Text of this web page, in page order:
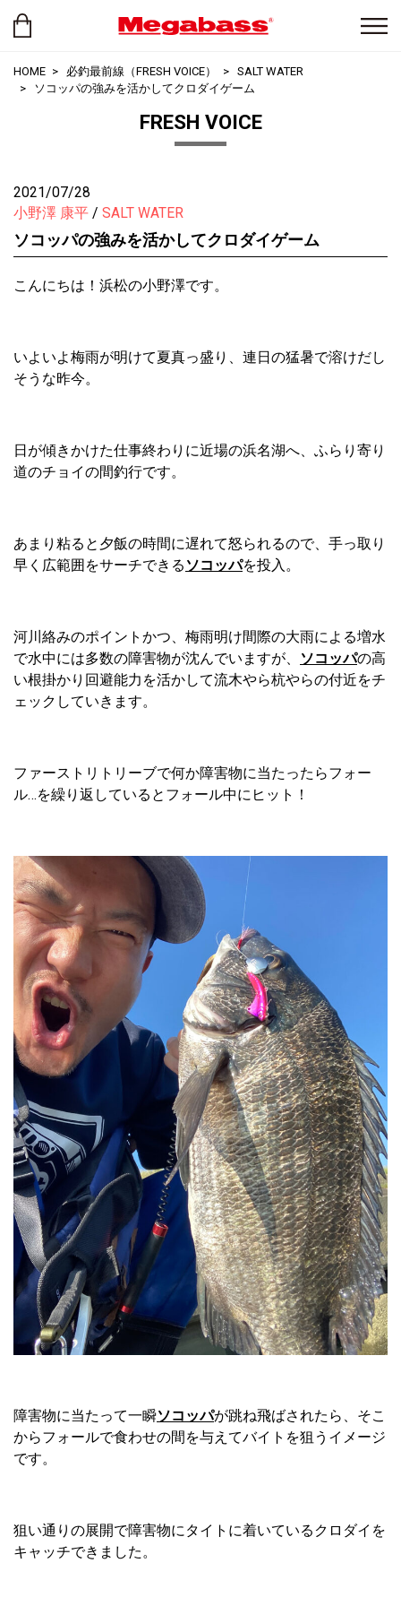
HOME 必釣最前線（FRESH VOICE）
SALT WATER
ソコッパの強みを活かしてクロダイゲーム
FRESH VOICE
2021/07/28
小野澤 康平
SALT WATER
ソコッパの強みを活かしてクロダイゲーム
こんにちは！浜松の小野澤です。
いよいよ梅雨が明けて夏真っ盛り、連日の猛暑で溶けだし
そうな昨今。
日が傾きかけた仕事終わりに近場の浜名湖へ、ふらり寄り
道のチョイの間釣行です。
あまり粘ると夕飯の時間に遅れて怒られるので、手っ取り
早く広範囲をサーチできる ソコッパを投入。
河川絡みのポイントかつ、梅雨明け間際の大雨による増水
で水中には多数の障害物が沈んでいますが、
ソコッパの高
い根掛かり回避能力を活かして流木やら杭やらの付近をチ
ェックしていきます。
ファーストリトリーブで何か障害物に当たったらフォー
ル…を繰り返しているとフォール中にヒット！
障害物に当たって一瞬ソコッパが跳ね飛ばされたら、そこ
からフォールで食わせの間を与えてバイトを狙うイメージ
です。
狙い通りの展開で障害物にタイトに着いているクロダイを
キャッチできました。